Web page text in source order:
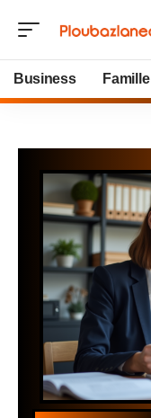
Business Famille